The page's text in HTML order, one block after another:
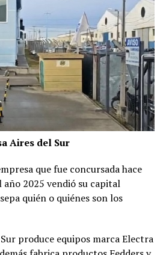
Aires del Sur
que fue concursada hace
2025 vendió su capital
quién o quiénes son los
produce equipos marca Electra